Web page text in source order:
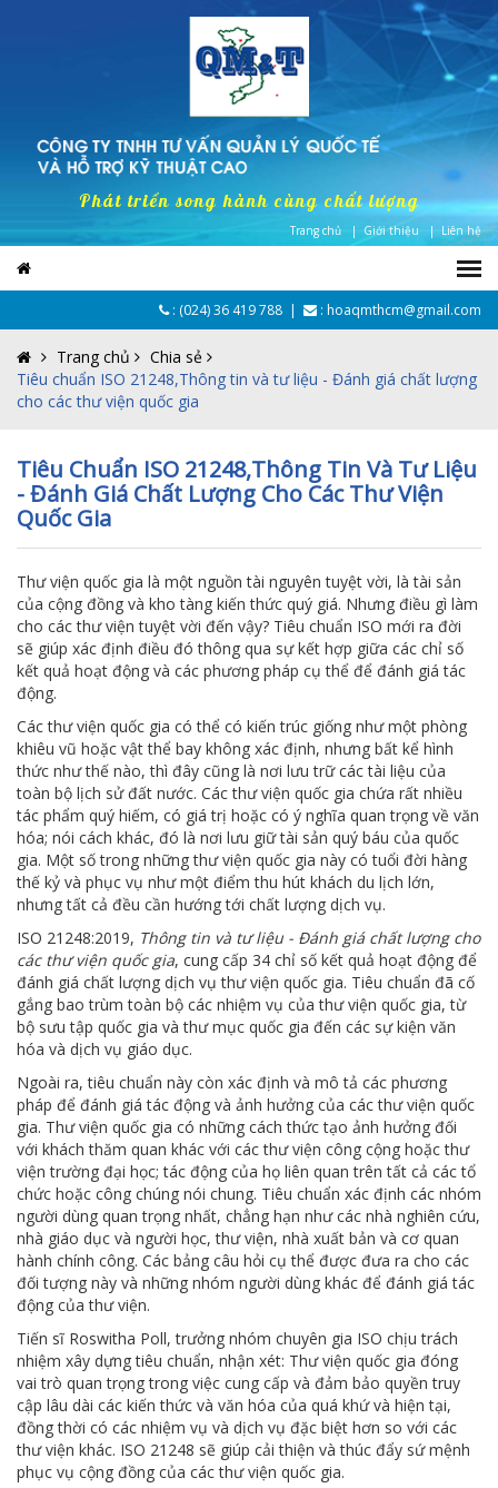
Phát triển song hành cùng chất lượng
Trang chủ | Giới thiệu | Liên hệ
: (024) 36 419 788 | : hoaqmthcm@gmail.com
Trang chủ
Chia sẻ
Tiêu chuẩn ISO 21248,Thông tin và tư liệu - Đánh giá chất lượng
cho các thư viện quốc gia
Tiêu Chuẩn ISO 21248,Thông Tin Và Tư Liệu
- Đánh Giá Chất Lượng Cho Các Thư Viện
Quốc Gia
Thư viện quốc gia là một nguồn tài nguyên tuyệt vời, là tài sản
của cộng đồng và kho tàng kiến thức quý giá. Nhưng điều gì làm
cho các thư viện tuyệt vời đến vậy? Tiêu chuẩn ISO mới ra đời
sẽ giúp xác định điều đó thông qua sự kết hợp giữa các chỉ số
kết quả hoạt động và các phương pháp cụ thể để đánh giá tác
động.
Các thư viện quốc gia có thể có kiến trúc giống như một phòng
khiêu vũ hoặc vật thể bay không xác định, nhưng bất kể hình
thức như thế nào, thì đây cũng là nơi lưu trữ các tài liệu của
toàn bộ lịch sử đất nước. Các thư viện quốc gia chứa rất nhiều
tác phẩm quý hiếm, có giá trị hoặc có ý nghĩa quan trọng về văn
hóa; nói cách khác, đó là nơi lưu giữ tài sản quý báu của quốc
gia. Một số trong những thư viện quốc gia này có tuổi đời hàng
thế kỷ và phục vụ như một điểm thu hút khách du lịch lớn,
nhưng tất cả đều cần hướng tới chất lượng dịch vụ.
ISO 21248:2019, Thông tin và tư liệu - Đánh giá chất lượng cho
các thư viện quốc gia, cung cấp 34 chỉ số kết quả hoạt động để
đánh giá chất lượng dịch vụ thư viện quốc gia. Tiêu chuẩn đã cố
gắng bao trùm toàn bộ các nhiệm vụ của thư viện quốc gia, từ
bộ sưu tập quốc gia và thư mục quốc gia đến các sự kiện văn
hóa và dịch vụ giáo dục.
Ngoài ra, tiêu chuẩn này còn xác định và mô tả các phương
pháp để đánh giá tác động và ảnh hưởng của các thư viện quốc
gia. Thư viện quốc gia có những cách thức tạo ảnh hưởng đối
với khách thăm quan khác với các thư viện công cộng hoặc thư
viện trường đại học; tác động của họ liên quan trên tất cả các tổ
chức hoặc công chúng nói chung. Tiêu chuẩn xác định các nhóm
người dùng quan trọng nhất, chẳng hạn như các nhà nghiên cứu,
nhà giáo dục và người học, thư viện, nhà xuất bản và cơ quan
hành chính công. Các bảng câu hỏi cụ thể được đưa ra cho các
đối tượng này và những nhóm người dùng khác để đánh giá tác
động của thư viện.
Tiến sĩ Roswitha Poll, trưởng nhóm chuyên gia ISO chịu trách
nhiệm xây dựng tiêu chuẩn, nhận xét: Thư viện quốc gia đóng
vai trò quan trọng trong việc cung cấp và đảm bảo quyền truy
cập lâu dài các kiến ​​thức và văn hóa của quá khứ và hiện tại,
đồng thời có các nhiệm vụ và dịch vụ đặc biệt hơn so với các
thư viện khác. ISO 21248 sẽ giúp cải thiện và thúc đẩy sứ mệnh
phục vụ cộng đồng của các thư viện quốc gia.